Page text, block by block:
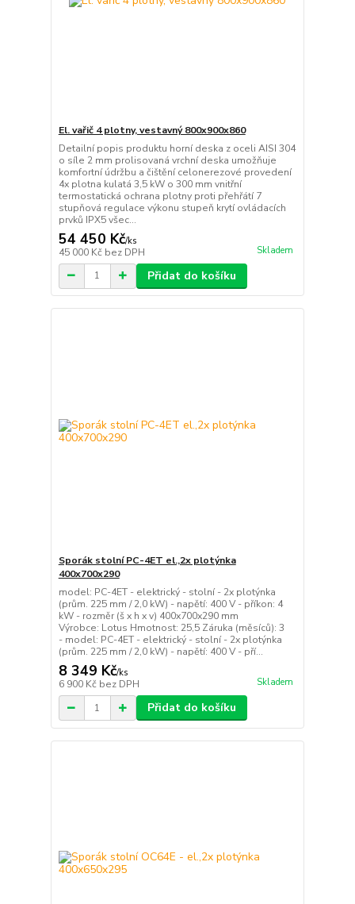
El. vařič 4 plotny, vestavný 800x900x860
Detailní popis produktu horní deska z oceli AISI 304
o síle 2 mm prolisovaná vrchní deska umožňuje
komfortní údržbu a čištění celonerezové provedení
4x plotna kulatá 3,5 kW o 300 mm vnitřní
termostatická ochrana plotny proti přehřátí 7
stupňová regulace výkonu stupeň krytí ovládacích
prvků IPX5 všec...
54 450 Kč/ks
45 000 Kč bez DPH Skladem
Přidat do košíku
Sporák stolní PC-4ET el.,2x plotýnka
400x700x290
model: PC-4ET - elektrický - stolní - 2x plotýnka
(prům. 225 mm / 2,0 kW) - napětí: 400 V - příkon: 4
kW - rozměr (š x h x v) 400x700x290 mm
Výrobce: Lotus Hmotnost: 25,5 Záruka (měsíců): 3
- model: PC-4ET - elektrický - stolní - 2x plotýnka
(prům. 225 mm / 2,0 kW) - napětí: 400 V - pří...
8 349 Kč/ks
6 900 Kč bez DPH Skladem
Přidat do košíku